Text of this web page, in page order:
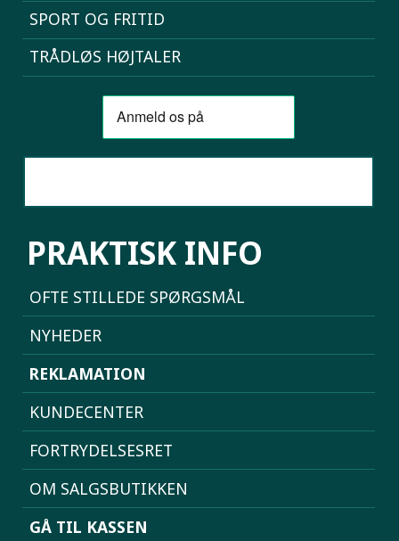
SPORT OG FRITID
TRÅDLØS HØJTALER
PRAKTISK INFO
OFTE STILLEDE SPØRGSMÅL
NYHEDER
REKLAMATION
KUNDECENTER
FORTRYDELSESRET
OM SALGSBUTIKKEN
GÅ TIL KASSEN